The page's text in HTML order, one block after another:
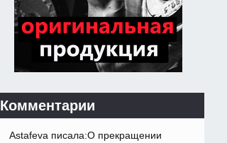
Комментарии
Astafeva писала:О прекращении